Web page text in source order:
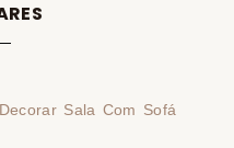
Sala Com Sofá